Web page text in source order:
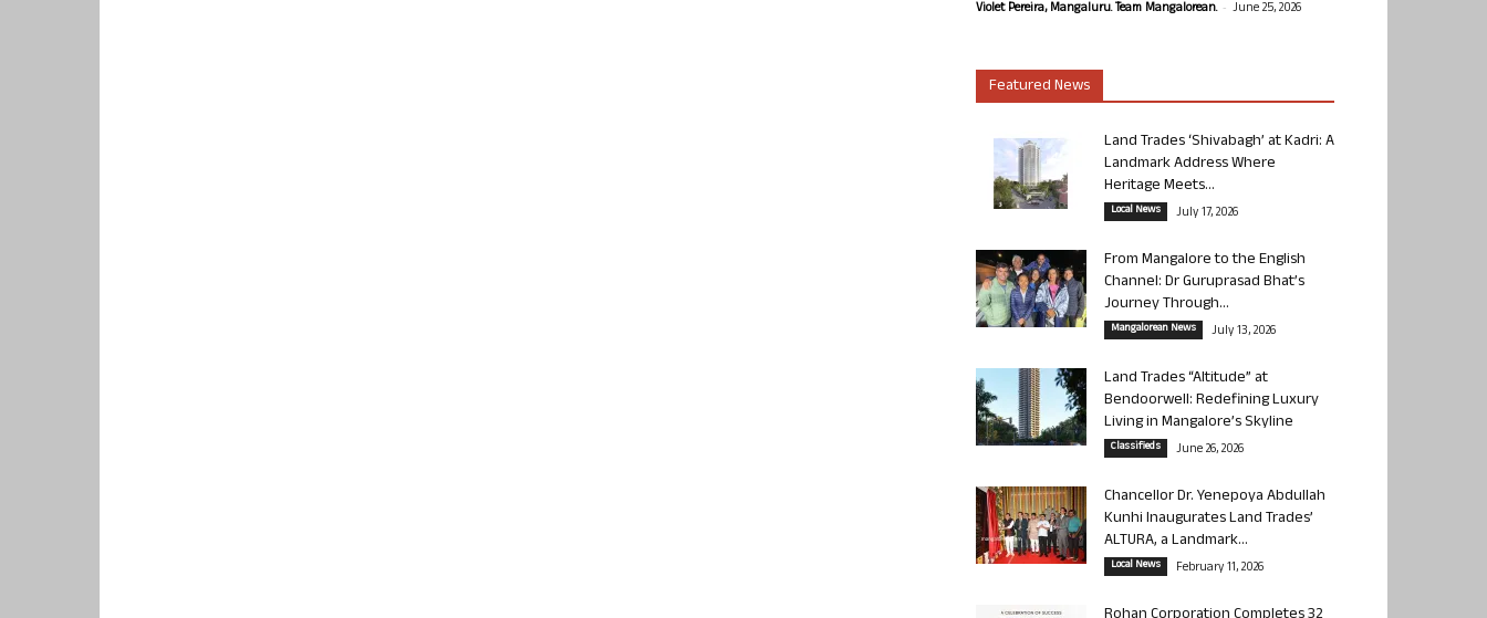
Violet Pereira, Mangaluru. Team Mangalorean. - June 25, 2026
Featured News
Land Trades ‘Shivabagh’ at Kadri: A
Landmark Address Where
Heritage Meets...
Local News July 17, 2026
From Mangalore to the English
Channel: Dr Guruprasad Bhat’s
Journey Through...
Mangalorean News July 13, 2026
Land Trades “Altitude” at
Bendoorwell: Redefining Luxury
Living in Mangalore’s Skyline
Classifieds June 26, 2026
Chancellor Dr. Yenepoya Abdullah
Kunhi Inaugurates Land Trades’
ALTURA, a Landmark...
Local News February 11, 2026